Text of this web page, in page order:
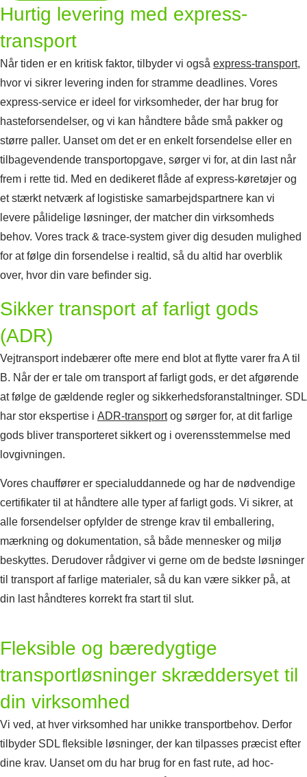
Hurtig levering med express-
transport
Når tiden er en kritisk faktor, tilbyder vi også express-transport,
hvor vi sikrer levering inden for stramme deadlines. Vores
express-service er ideel for virksomheder, der har brug for
hasteforsendelser, og vi kan håndtere både små pakker og
større paller. Uanset om det er en enkelt forsendelse eller en
tilbagevendende transportopgave, sørger vi for, at din last når
frem i rette tid. Med en dedikeret flåde af express-køretøjer og
et stærkt netværk af logistiske samarbejdspartnere kan vi
levere pålidelige løsninger, der matcher din virksomheds
behov. Vores track & trace-system giver dig desuden mulighed
for at følge din forsendelse i realtid, så du altid har overblik
over, hvor din vare befinder sig.
Sikker transport af farligt gods
(ADR)
Vejtransport indebærer ofte mere end blot at flytte varer fra A til
B. Når der er tale om transport af farligt gods, er det afgørende
at følge de gældende regler og sikkerhedsforanstaltninger. SDL
har stor ekspertise i ADR-transportog sørger for, at dit farlige
gods bliver transporteret sikkert og i overensstemmelse med
lovgivningen.
Vores chauffører er specialuddannede og har de nødvendige
certifikater til at håndtere alle typer af farligt gods. Vi sikrer, at
alle forsendelser opfylder de strenge krav til emballering,
mærkning og dokumentation, så både mennesker og miljø
beskyttes. Derudover rådgiver vi gerne om de bedste løsninger
til transport af farlige materialer, så du kan være sikker på, at
din last håndteres korrekt fra start til slut.
Fleksible og bæredygtige
transportløsninger skræddersyet til
din virksomhed
Vi ved, at hver virksomhed har unikke transportbehov. Derfor
tilbyder SDL fleksible løsninger, der kan tilpasses præcist efter
dine krav. Uanset om du har brug for en fast rute, ad hoc-